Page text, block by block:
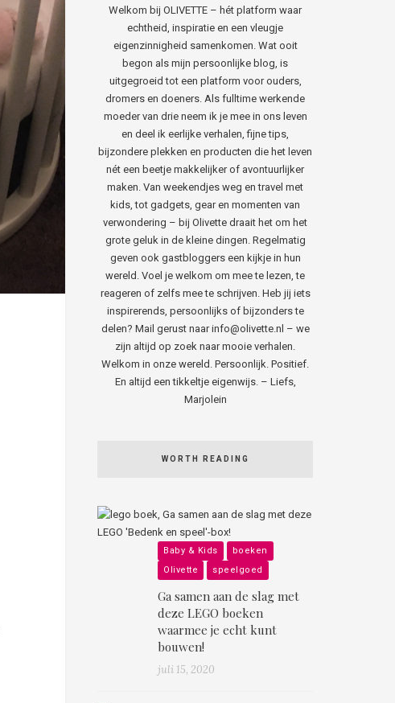
Welkom bij OLIVETTE – hét platform waar
echtheid, inspiratie en een vleugje
eigenzinnigheid samenkomen. Wat ooit
begon als mijn persoonlijke blog, is
uitgegroeid tot een platform voor ouders,
dromers en doeners. Als fulltime werkende
moeder van drie neem ik je mee in ons leven
en deel ik eerlijke verhalen, fijne tips,
bijzondere plekken en producten die het leven
nét een beetje makkelijker of avontuurlijker
maken. Van weekendjes weg en travel met
kids, tot gadgets, gear en momenten van
verwondering – bij Olivette draait het om het
grote geluk in de kleine dingen. Regelmatig
geven ook gastbloggers een kijkje in hun
wereld. Voel je welkom om mee te lezen, te
reageren of zelfs mee te schrijven. Heb jij iets
inspirerends, persoonlijks of bijzonders te
delen? Mail gerust naar info@olivette.nl – we
zijn altijd op zoek naar mooie verhalen.
Welkom in onze wereld. Persoonlijk. Positief.
En altijd een tikkeltje eigenwijs. – Liefs,
Marjolein
WORTH READING
Baby & Kids
boeken
Olivette
speelgoed
Ga samen aan de slag met
deze LEGO boeken
waarmee je echt kunt
bouwen!
juli 15, 2020